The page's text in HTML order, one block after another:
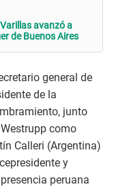
avanzó a
de Buenos Aires
general de
de la
junto
como
Calleri (Argentina)
y
peruana